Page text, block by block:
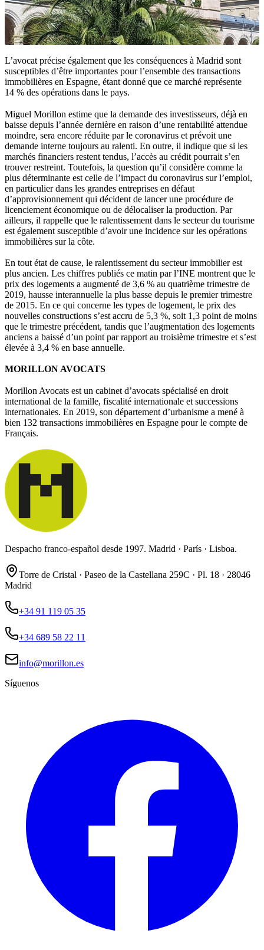
L’avocat précise également que les conséquences à Madrid sont
susceptibles d’être importantes pour l’ensemble des transactions
immobilières en Espagne, étant donné que ce marché représente
14 % des opérations dans le pays.
Miguel Morillon estime que la demande des investisseurs, déjà en
baisse depuis l’année dernière en raison d’une rentabilité attendue
moindre, sera encore réduite par le coronavirus et prévoit une
demande interne toujours au ralenti. En outre, il indique que si les
marchés financiers restent tendus, l’accès au crédit pourrait s’en
trouver restreint. Toutefois, la question qu’il considère comme la
plus déterminante est celle de l’impact du coronavirus sur l’emploi,
en particulier dans les grandes entreprises en défaut
d’approvisionnement qui décident de lancer une procédure de
licenciement économique ou de délocaliser la production. Par
ailleurs, il rappelle que le ralentissement dans le secteur du tourisme
est également susceptible d’avoir une incidence sur les opérations
immobilières sur la côte.
En tout état de cause, le ralentissement du secteur immobilier est
plus ancien. Les chiffres publiés ce matin par l’INE montrent que le
prix des logements a augmenté de 3,6 % au quatrième trimestre de
2019, hausse interannuelle la plus basse depuis le premier trimestre
de 2015. En ce qui concerne les types de logement, le prix des
nouvelles constructions s’est accru de 5,3 %, soit 1,3 point de moins
que le trimestre précédent, tandis que l’augmentation des logements
anciens a baissé d’un point par rapport au troisième trimestre et s’est
élevée à 3,4 % en base annuelle.
MORILLON AVOCATS
Morillon Avocats est un cabinet d’avocats spécialisé en droit
international de la famille, fiscalité internationale et successions
internationales. En 2019, son département d’urbanisme a mené à
bien 132 transactions immobilières en Espagne pour le compte de
Français.
Despacho franco-español desde 1997. Madrid · París · Lisboa.
Torre de Cristal · Paseo de la Castellana 259C · Pl. 18 · 28046
Madrid
+34 91 119 05 35
+34 689 58 22 11
info@morillon.es
Síguenos